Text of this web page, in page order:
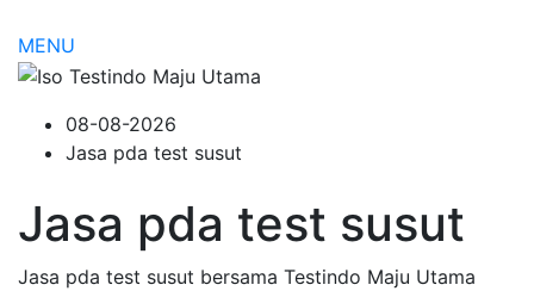
MENU
08-08-2026
Jasa pda test susut
Jasa pda test susut
Jasa pda test susut bersama Testindo Maju Utama